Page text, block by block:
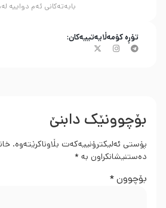
بابەتەکانی ئەم دواییە
تۆڕە کۆمەڵایەتییەکان:
بۆچوونێک دابنێ
پۆستی ئەلیکترۆنییەکەت بڵاوناکرێتەوە.
دەستنیشانکراون بە *
بۆچوون*